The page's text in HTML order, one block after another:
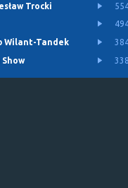
Trocki
Wilant-Tandek